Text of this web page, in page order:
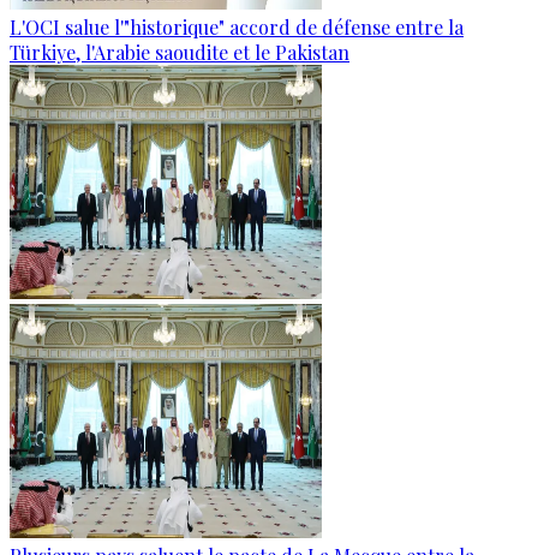
L'OCI salue l'"historique" accord de défense entre la
Türkiye, l'Arabie saoudite et le Pakistan